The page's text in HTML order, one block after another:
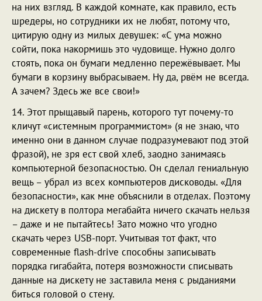
на них взгляд. В каждой комнате, как правило, есть
шредеры, но сотрудники их не любят, потому что,
цитирую одну из милых девушек: «С ума можно
сойти, пока накормишь это чудовище. Нужно долго
стоять, пока он бумаги медленно пережёвывает. Мы
бумаги в корзину выбрасываем. Ну да, рвём не всегда.
А зачем? Здесь же все свои!»
14. Этот прыщавый парень, которого тут почему-то
кличут «системным программистом» (я не знаю, что
именно они в данном случае подразумевают под этой
фразой), не зря ест свой хлеб, заодно занимаясь
компьютерной безопасностью. Он сделал гениальную
вещь – убрал из всех компьютеров дисководы. «Для
безопасности», как мне объяснили в отделах. Поэтому
на дискету в полтора мегабайта ничего скачать нельзя
– даже и не пытайтесь! Зато можно что угодно
скачать через USB-порт. Учитывая тот факт, что
современные flash-drive способны записывать
порядка гигабайта, потеря возможности списывать
данные на дискету не заставила меня с рыданиями
биться головой о стену.